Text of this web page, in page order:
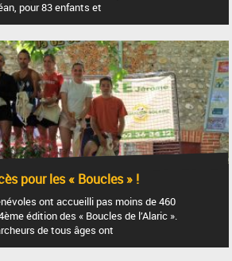
pour 83 enfants et
pour les « Boucles » !
ont accueilli pas moins de 460
édition des « Boucles de l’Alaric ».
de tous âges ont